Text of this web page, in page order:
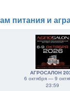
питания и
АГРОСАЛОН
6 октября — 9
23:59